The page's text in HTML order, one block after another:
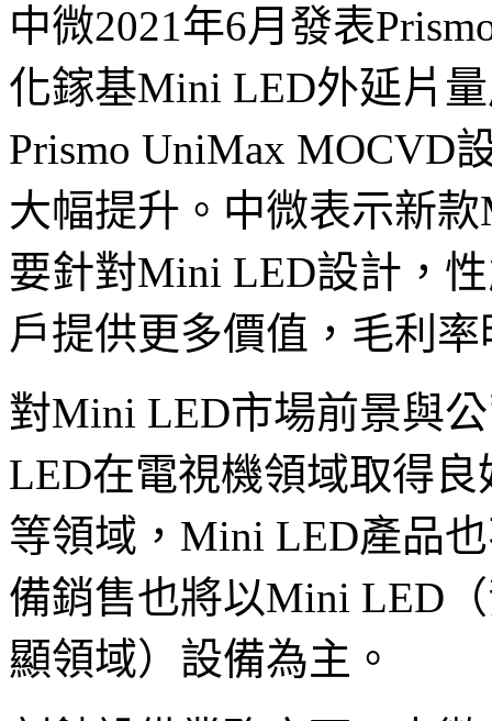
中微2021年6月發表
化鎵基Mini LED外延片
Prismo UniMax MOCVD
大幅提升。中微表示新
要針對Mini LED設計，
戶提供更多價值，毛利
對Mini LED市場前景與
LED在電視機領域取得
等領域，Mini LED產品
備銷售也將以Mini LED
顯領域）設備為主。